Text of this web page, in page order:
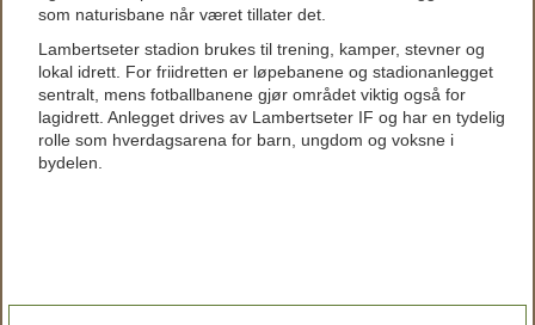
som naturisbane når været tillater det.
Lambertseter stadion brukes til trening, kamper, stevner og
lokal idrett. For friidretten er løpebanene og stadionanlegget
sentralt, mens fotballbanene gjør området viktig også for
lagidrett. Anlegget drives av Lambertseter IF og har en tydelig
rolle som hverdagsarena for barn, ungdom og voksne i
bydelen.